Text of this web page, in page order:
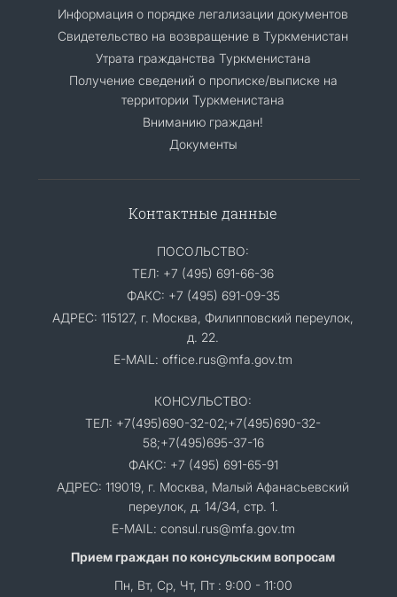
Информация о порядке легализации документов
Cвидетельство на возвращение в Туркменистан
Утрата гражданства Туркменистана
Получение сведений о прописке/выписке на
территории Туркменистана
Вниманию граждан!
Документы
Контактные данные
ПОСОЛЬСТВО:
ТЕЛ: +7 (495) 691-66-36
ФАКС: +7 (495) 691-09-35
АДРЕС: 115127, г. Москва, Филипповский переулок,
д. 22.
E-MAIL: office.rus@mfa.gov.tm
КОНСУЛЬСТВО:
ТЕЛ: +7(495)690-32-02;+7(495)690-32-
58;+7(495)695-37-16
ФАКС: +7 (495) 691-65-91
АДРЕС: 119019, г. Москва, Малый Афанасьевский
переулок, д. 14/34, стр. 1.
E-MAIL: consul.rus@mfa.gov.tm
Прием граждан по консульским вопросам
Пн, Вт, Ср, Чт, Пт : 9:00 - 11:00